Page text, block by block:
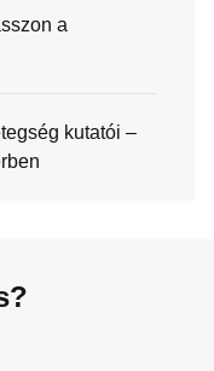
a
kutatói –